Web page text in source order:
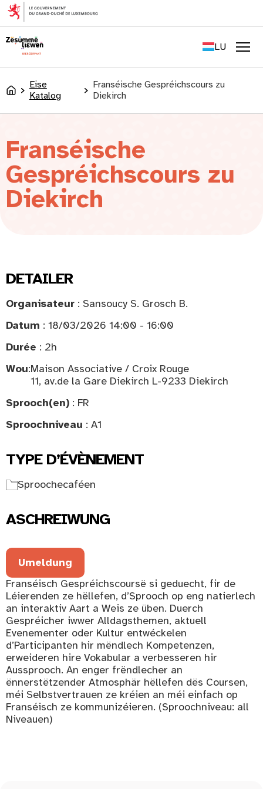
content
LU
DE
Accueil
Eise
Katalog
Franséische Gespréichscours zu
Diekirch
Franséische
Gespréichscours zu
Diekirch
DETAILER
Organisateur : Sansoucy S. Grosch B.
Datum : 18/03/2026 14:00 - 16:00
Durée : 2h
Wou:Maison Associative / Croix Rouge
11, av.de la Gare Diekirch L-9233 Diekirch
Sprooch(en) : FR
Sproochniveau : A1
TYPE D’ÉVÈNEMENT
Sproochecaféen
ASCHREIWUNG
Umeldung
Franséisch Gespréichscoursë si geduecht, fir de
Léierenden ze hëllefen, d’Sprooch op eng natierlech
an interaktiv Aart a Weis ze üben. Duerch
Gespréicher iwwer Alldagsthemen, aktuell
Evenementer oder Kultur entwéckelen
d’Participanten hir mëndlech Kompetenzen,
erweideren hire Vokabular a verbesseren hir
Aussprooch. An enger frëndlecher an
ënnerstëtzender Atmosphär hëllefen dës Coursen,
méi Selbstvertrauen ze kréien an méi einfach op
Franséisch ze kommunizéieren. (Sproochniveau: all
Niveauen)